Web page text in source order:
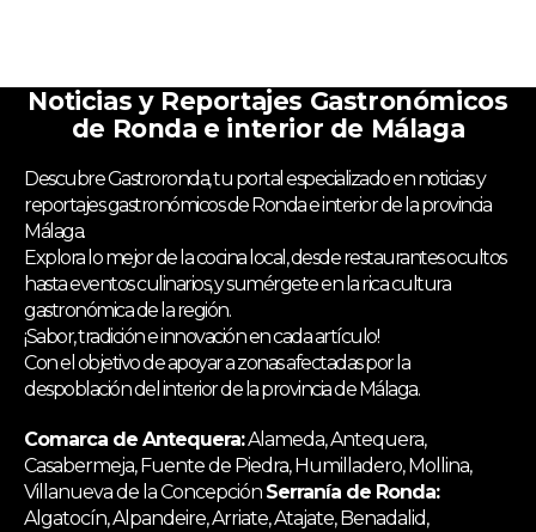
Noticias y Reportajes Gastronómicos
de Ronda e interior de Málaga
Descubre Gastroronda, tu portal especializado en noticias y
reportajes gastronómicos de Ronda e interior de la provincia
Málaga.
Explora lo mejor de la cocina local, desde restaurantes ocultos
hasta eventos culinarios, y sumérgete en la rica cultura
gastronómica de la región.
¡Sabor, tradición e innovación en cada artículo!
Con el objetivo de apoyar a zonas afectadas por la
despoblación del interior de la provincia de Málaga.
Comarca de Antequera:Alameda, Antequera,
Casabermeja, Fuente de Piedra, Humilladero, Mollina,
Villanueva de la Concepción Serranía de Ronda:
Algatocín, Alpandeire, Arriate, Atajate, Benadalid,